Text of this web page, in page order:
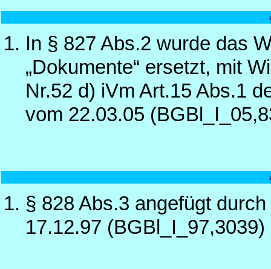
In § 827 Abs.2 wurde das
„Dokumente“ ersetzt, mit
Nr.52 d) iVm Art.15 Abs.1
vom 22.03.05
§ 828 Abs.3 angefügt
17.12.97 (BGBl_I_97,3039)